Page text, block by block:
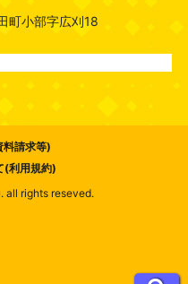
町小部字広刈18
料請求等)
(利用規約)
all rights reseved.